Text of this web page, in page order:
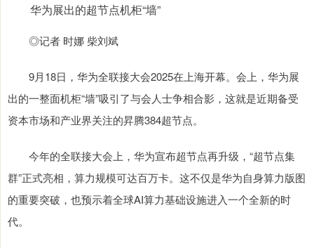
华为展出的超节点机柜“墙”
◎记者 时娜 柴刘斌
9月18日，华为全联接大会2025在上海开幕。会上，华为展
出的一整面机柜“墙”吸引了与会人士争相合影，这就是近期备受
资本市场和产业界关注的昇腾384超节点。
今年的全联接大会上，华为宣布超节点再升级，“超节点集
群”正式亮相，算力规模可达百万卡。这不仅是华为自身算力版图
的重要突破，也预示着全球AI算力基础设施进入一个全新的时
代。